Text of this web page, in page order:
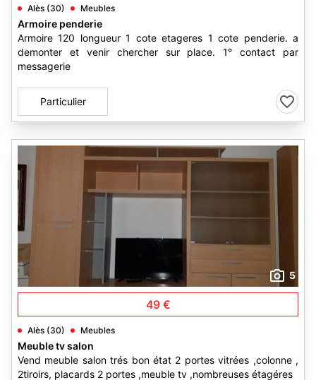
Alès (30) Meubles
Armoire penderie
Armoire 120 longueur 1 cote etageres 1 cote penderie. a
demonter et venir chercher sur place. 1° contact par
messagerie
Particulier
5
49 €
Alès (30) Meubles
Meuble tv salon
Vend meuble salon trés bon état 2 portes vitrées ,colonne ,
2tiroirs, placards 2 portes ,meuble tv ,nombreuses étagéres